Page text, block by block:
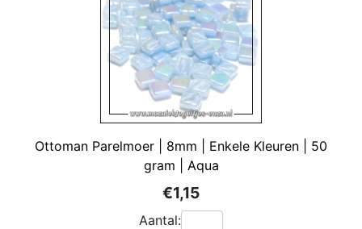
Ottoman Parelmoer | 8mm | Enkele Kleuren | 50
gram | Aqua
€1,15
Aantal: